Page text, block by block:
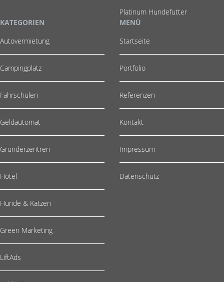
Platinum Hundefutter
KATEGORIEN
Autovermietung
Campingplatz
Fahrschulen
Geldautomat
Gründerzentren
Hotel
Hunde & Katzen
Green Marketing
LiftAds
MENÜ
Startseite
Portfolio
Referenzen
Kontakt
Impressum
Datenschutz